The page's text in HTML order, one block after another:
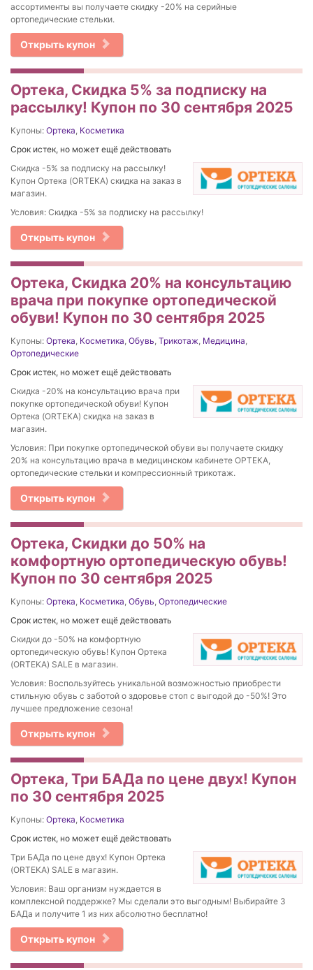
ассортименты вы получаете скидку -20% на серийные
ортопедические стельки.
Открыть купон
Ортека, Скидка 5% за подписку на
рассылку! Купон по 30 сентября 2025
Купоны: Ортека Косметика
Срок истек, но может ещё действовать
Скидка -5% за подписку на рассылку!
Купон Ортека (ORTEKA) скидка на заказ в
магазин.
Условия: Скидка -5% за подписку на рассылку!
Открыть купон
Ортека, Скидка 20% на консультацию
врача при покупке ортопедической
обуви! Купон по 30 сентября 2025
Купоны: Ортека Косметика Обувь Трикотаж Медицина
Ортопедические
Срок истек, но может ещё действовать
Скидка -20% на консультацию врача при
покупке ортопедической обуви! Купон
Ортека (ORTEKA) скидка на заказ в
магазин.
Условия: При покупке ортопедической обуви вы получаете скидку
20% на консультацию врача в медицинском кабинете ОРТЕКА,
ортопедические стельки и компрессионный трикотаж.
Открыть купон
Ортека, Скидки до 50% на
комфортную ортопедическую обувь!
Купон по 30 сентября 2025
Купоны: Ортека Косметика Обувь Ортопедические
Срок истек, но может ещё действовать
Скидки до -50% на комфортную
ортопедическую обувь! Купон Ортека
(ORTEKA) SALE в магазин.
Условия: Воспользуйтесь уникальной возможностью приобрести
стильную обувь с заботой о здоровье стоп с выгодой до -50%! Это
лучшее предложение сезона!
Открыть купон
Ортека, Три БАДа по цене двух! Купон
по 30 сентября 2025
Купоны: Ортека Косметика
Срок истек, но может ещё действовать
Три БАДа по цене двух! Купон Ортека
(ORTEKA) SALE в магазин.
Условия: Ваш организм нуждается в
комплексной поддержке? Мы сделали это выгодным! Выбирайте 3
БАДа и получите 1 из них абсолютно бесплатно!
Открыть купон